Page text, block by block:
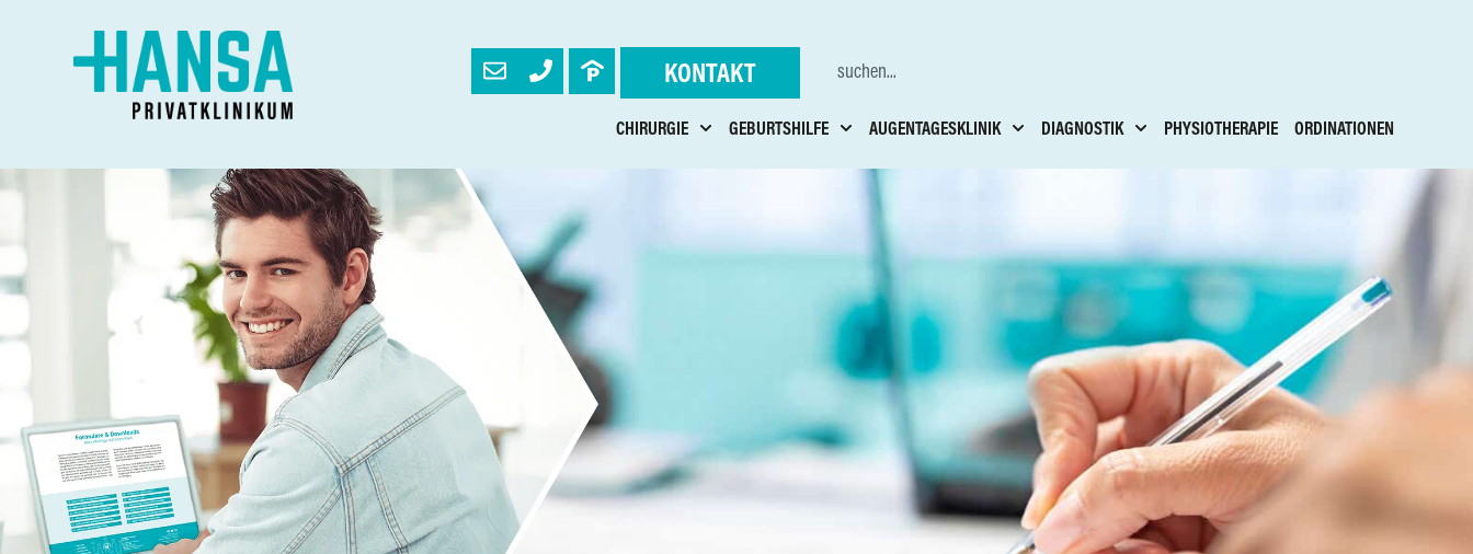
KONTAKT
CHIRURGIE GEBURTSHILFE AUGENTAGESKLINIK DIAGNOSTIK PHYSIOTHERAPIE ORDINATIONEN